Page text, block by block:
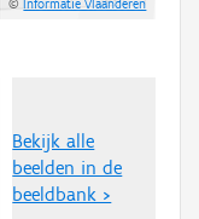
©Informatie Vlaanderen
Bekijk alle
beelden in de
beeldbank >